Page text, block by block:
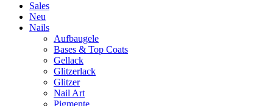
Sales
Neu
Nails
Aufbaugele
Bases & Top Coats
Gellack
Glitzerlack
Glitzer
Nail Art